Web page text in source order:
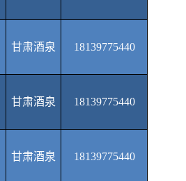
甘肃酒泉 18139775440
甘肃酒泉 18139775440
甘肃酒泉 18139775440